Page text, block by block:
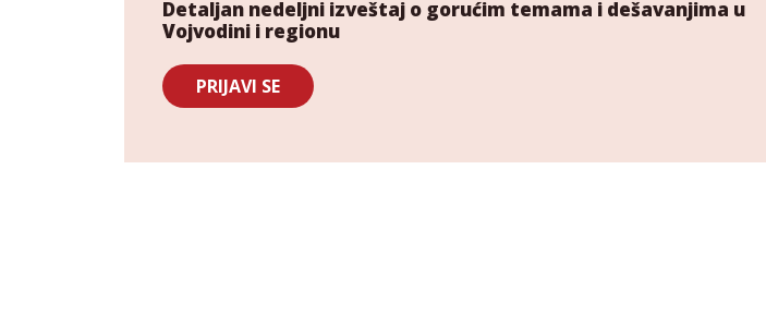
Detaljan nedeljni izveštaj o gorućim temama i dešavanjima u
Vojvodini i regionu
PRIJAVI SE